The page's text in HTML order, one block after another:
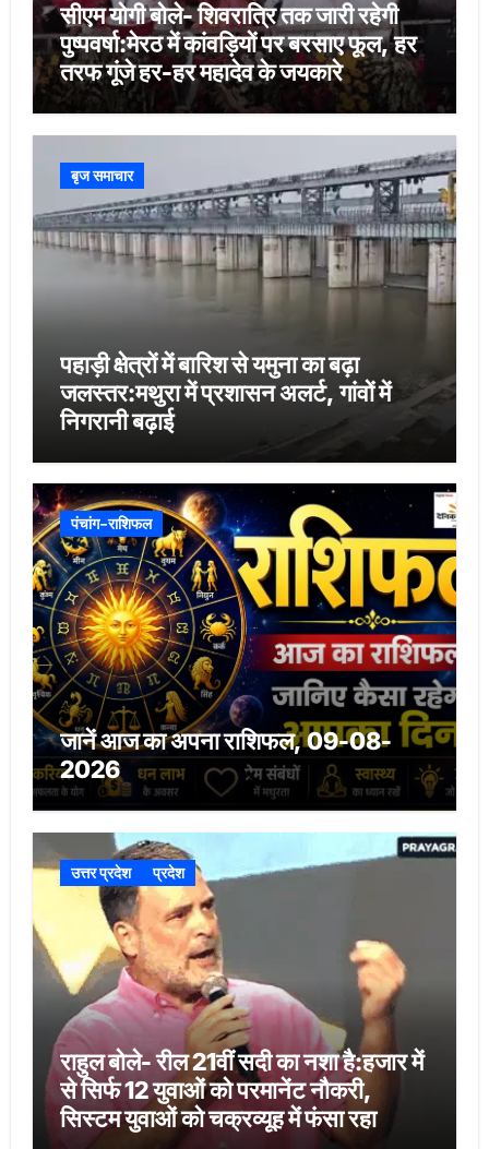
सीएम योगी बोले- शिवरात्रि तक जारी रहेगी
पुष्पवर्षा:मेरठ में कांवड़ियों पर बरसाए फूल, हर
तरफ गूंजे हर-हर महादेव के जयकारे
बृज समाचार
पहाड़ी क्षेत्रों में बारिश से यमुना का बढ़ा
जलस्तर:मथुरा में प्रशासन अलर्ट, गांवों में
निगरानी बढ़ाई
पंचांग-राशिफल
जानें आज का अपना राशिफल, 09-08-
2026
उत्तर प्रदेश प्रदेश
राहुल बोले- रील 21वीं सदी का नशा है:हजार में
से सिर्फ 12 युवाओं को परमानेंट नौकरी,
सिस्टम युवाओं को चक्रव्यूह में फंसा रहा